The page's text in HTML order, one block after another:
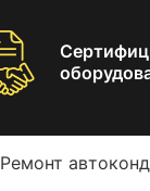
Ремонт